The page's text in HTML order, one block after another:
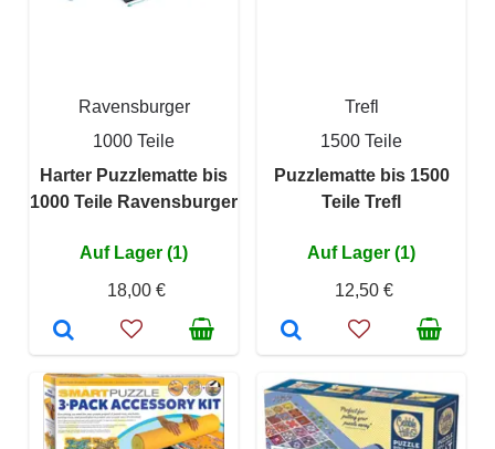
Ravensburger
1000 Teile
Harter Puzzlematte bis
1000 Teile Ravensburger
Auf Lager (1)
18,00 €
Trefl
1500 Teile
Puzzlematte bis 1500
Teile Trefl
Auf Lager (1)
12,50 €